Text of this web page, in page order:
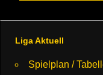
Liga Aktuell
Spielplan /